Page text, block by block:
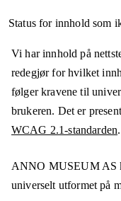
Status for innhold som
Vi har innhold på
redegjør for hvilket
følger kravene til
brukeren. Det er
WCAG 2.1-standarden.
ANNO MUSEUM AS
universelt utformet på